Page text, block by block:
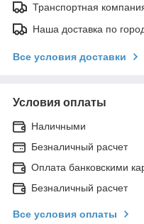
Транспортная
Наша доставка по
Все условия доставки
Условия оплаты
Наличными
Безналичный расчет
Оплата банковскими
Безналичный расчет
Все условия оплаты